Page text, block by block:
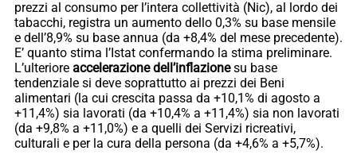
prezzi al consumo per l’intera collettività (Nic), al lordo dei
tabacchi, registra un aumento dello 0,3% su base mensile
e dell’8,9% su base annua (da +8,4% del mese precedente).
E’ quanto stima l’Istat confermando la stima preliminare.
L’ulteriore accelerazione dell’inflazionesu base
tendenziale si deve soprattutto ai prezzi dei Beni
alimentari (la cui crescita passa da +10,1% di agosto a
+11,4%) sia lavorati (da +10,4% a +11,4%) sia non lavorati
(da +9,8% a +11,0%) e a quelli dei Servizi ricreativi,
culturali e per la cura della persona (da +4,6% a +5,7%).